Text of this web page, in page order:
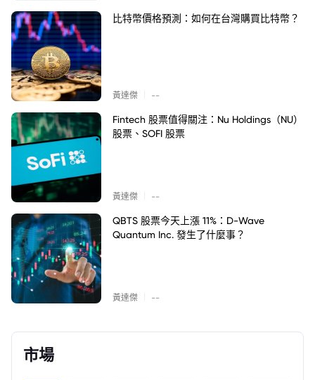
比特幣價格預測：如何在台灣購買比特幣？
黃達傑 --
Fintech 股票值得關注：Nu Holdings（NU）
股票、SOFI 股票
黃達傑 --
QBTS 股票今天上漲 11%：D-Wave
Quantum Inc. 發生了什麼事？
黃達傑 --
市場